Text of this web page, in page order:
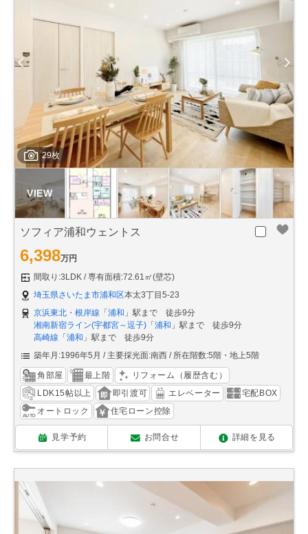
29枚
ソフィア浦和ウェントス
6,398万円
間取り:3LDK
専有面積:72.61㎡(壁芯)
埼玉県さいたま市浦和区本太3丁目5-23
京浜東北・根岸線 「 浦和 」駅まで 徒歩9分
湘南新宿ライン(宇都宮～逗子) 「 浦和 」駅まで 徒歩9分
高崎線 「 浦和 」駅まで 徒歩9分
築年月:1996年5月
主要採光面:南西 所在階数:5階・地上5階
角部屋 最上階
リフォーム（履歴含む）
LDK15帖以上
即引渡可 エレベーター
宅配BOX
オートロック
住宅ローン控除
見学予約 お問合せ 詳細を見る